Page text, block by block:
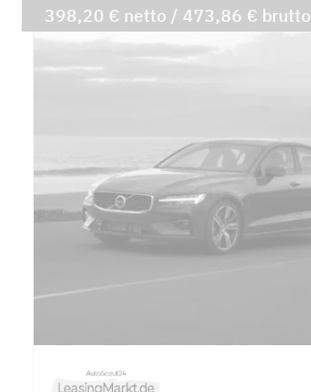
398,20 € netto / 473,86 € brutto